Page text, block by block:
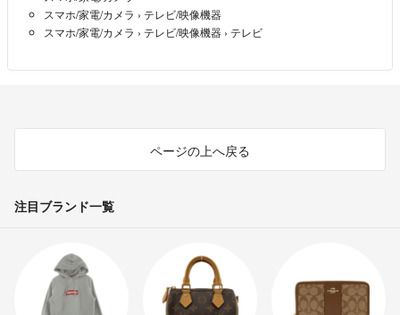
スマホ/家電/カメラ › テレビ/映像機器
スマホ/家電/カメラ › テレビ/映像機器 › テレビ
ページの上へ戻る
注目ブランド一覧